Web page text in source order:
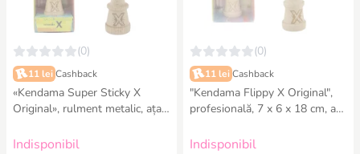
(0)
11 lei Cashback
«Kendama Super Sticky X
Original», rulment metalic, ața
18 cm, roșu
Indisponibil
(0)
11 lei Cashback
"Kendama Flippy X Original",
profesională, 7 х 6 х 18 cm, ața
albastru
Indisponibil